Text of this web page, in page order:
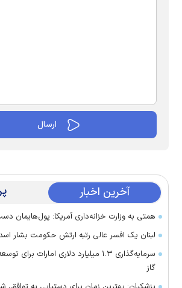
آخرین اخبار
همتی به وزارت خزانه‌داری آمریکا:
لبنان یک افسر عالی رتبه ارتش حکومت بشار
سرمایه‌گذاری ۱.۳ میلیارد دلاری امارات
گاز